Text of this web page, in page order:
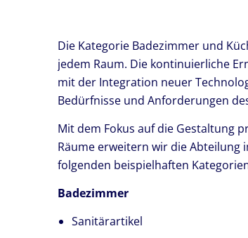
Die Kategorie Badezimmer und
jedem Raum. Die kontinuierliche
mit der Integration neuer
Bedürfnisse und Anforderungen
Mit dem Fokus auf die Gestaltung
Räume erweitern wir die Abteilung
folgenden beispielhaften
Badezimmer
Sanitärartikel